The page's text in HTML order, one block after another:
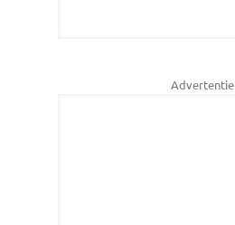
Advertentie